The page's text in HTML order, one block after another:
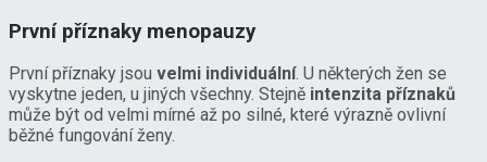
První příznaky menopauzy
První příznaky jsou velmi individuální. U některých žen se
vyskytne jeden, u jiných všechny. Stejně intenzita příznaků
může být od velmi mírné až po silné, které výrazně ovlivní
běžné fungování ženy.